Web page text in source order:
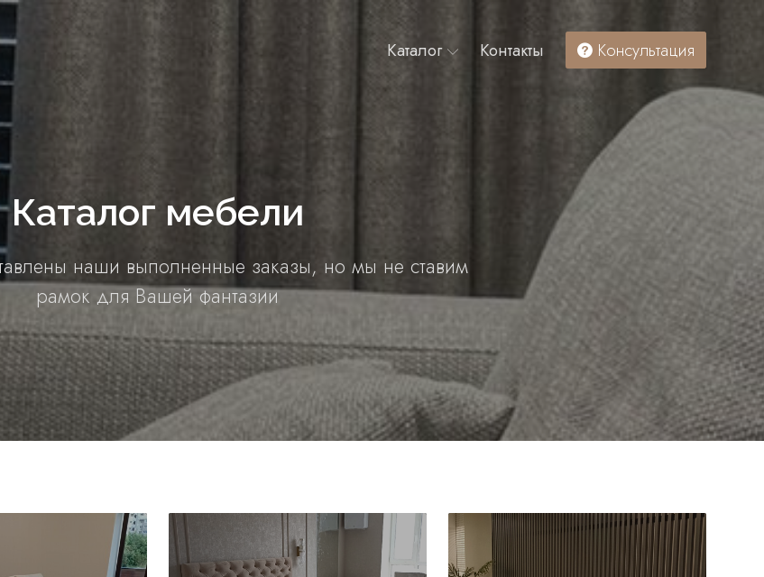
Каталог Контакты Консультация
Каталог мебели
наши выполненные заказы, но мы не ставим
рамок для Вашей фантазии